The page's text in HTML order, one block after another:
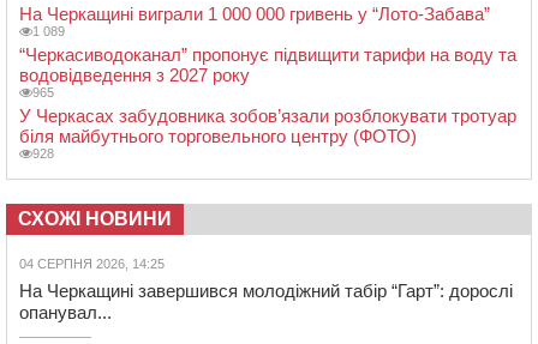
На Черкащині виграли 1 000 000 гривень у “Лото-Забава”
1 089
“Черкасиводоканал” пропонує підвищити тарифи на воду та
водовідведення з 2027 року
965
У Черкасах забудовника зобов’язали розблокувати тротуар
біля майбутнього торговельного центру (ФОТО)
928
СХОЖІ НОВИНИ
04 СЕРПНЯ 2026, 14:25
На Черкащині завершився молодіжний табір “Гарт”: дорослі
опанувал...